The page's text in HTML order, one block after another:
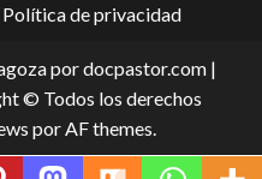
Política de privacidad
por docpastor.com |
© Todos los derechos
por AF themes.